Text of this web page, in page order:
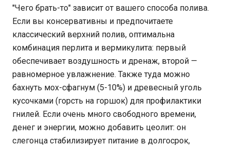
"Чего брать-то" зависит от вашего способа полива.
Если вы консервативны и предпочитаете
классический верхний полив, оптимальна
комбинация перлита и вермикулита: первый
обеспечивает воздушность и дренаж, второй —
равномерное увлажнение. Также туда можно
бахнуть мох-сфагнум (5-10%) и древесный уголь
кусочками (горсть на горшок) для профилактики
гнилей. Если очень много свободного времени,
денег и энергии, можно добавить цеолит: он
слегонца стабилизирует питание в долгосрок,